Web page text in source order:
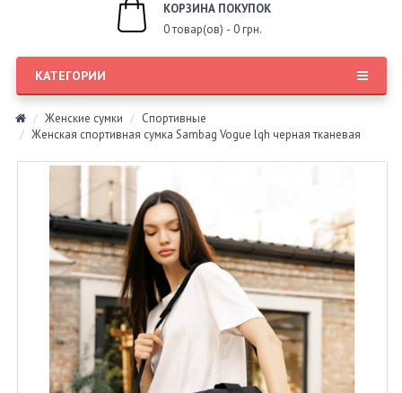
КОРЗИНА ПОКУПОК
0 товар(ов) - 0 грн.
КАТЕГОРИИ
Женские сумки
Спортивные
Женская спортивная сумка Sambag Vogue lqh черная тканевая